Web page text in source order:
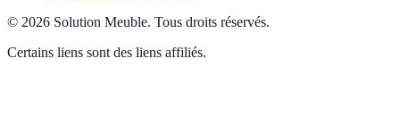
© 2026 Solution Meuble. Tous droits réservés.
Certains liens sont des liens affiliés.